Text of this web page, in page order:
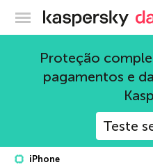
Proteção
pagamentos e
Teste
iPhone